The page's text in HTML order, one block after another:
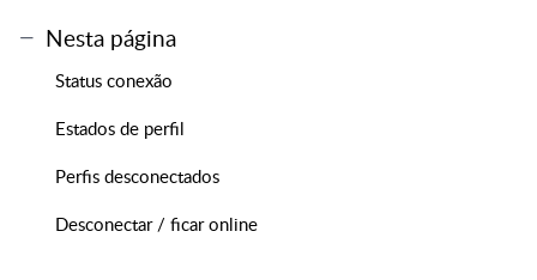
Nesta página
Status conexão
Estados de perfil
Perfis desconectados
Desconectar / ficar online